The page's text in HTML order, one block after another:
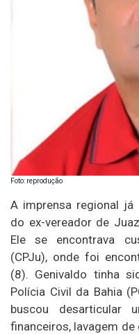
Foto: reprodução
A imprensa regional
do ex-vereador de
Ele se encontrava
(CPJu), onde foi
(8). Genivaldo tinha
Polícia Civil da Bahia
buscou desarticular
financeiros, lavagem